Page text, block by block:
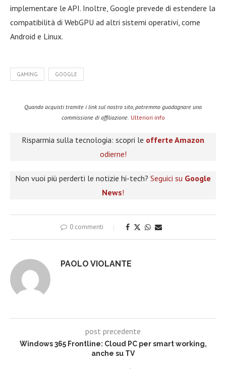
implementare le API. Inoltre, Google prevede di estendere la
compatibilità di WebGPU ad altri sistemi operativi, come
Android e Linux.
GAMING GOOGLE
Quando acquisti tramite i link sul nostro sito, potremmo guadagnare una
commissione di affiliazione. Ulteriori info
Risparmia sulla tecnologia: scopri le offerte Amazon
odierne!
Non vuoi più perderti le notizie hi-tech? Seguici su Google
News!
0 commenti
PAOLO VIOLANTE
post precedente
Windows 365 Frontline: Cloud PC per smart working,
anche su TV